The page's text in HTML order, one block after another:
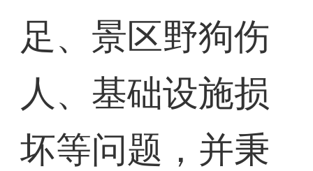
足、景区野狗伤
人、基础设施损
坏等问题，并秉